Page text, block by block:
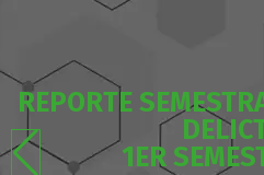
REPORTE
1ER